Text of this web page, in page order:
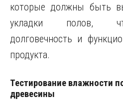
которые должны быть
укладки полов,
долговечность и
продукта.
Тестирование влажности
древесины